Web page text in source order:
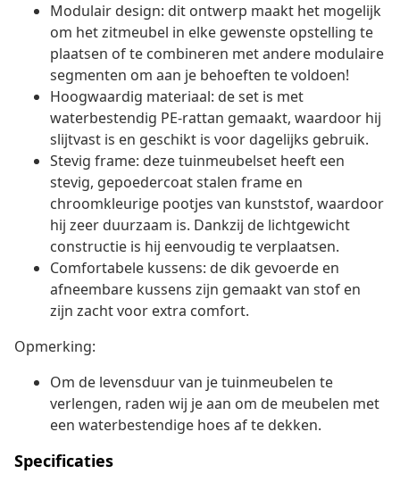
Modulair design: dit ontwerp maakt het mogelijk
om het zitmeubel in elke gewenste opstelling te
plaatsen of te combineren met andere modulaire
segmenten om aan je behoeften te voldoen!
Hoogwaardig materiaal: de set is met
waterbestendig PE-rattan gemaakt, waardoor hij
slijtvast is en geschikt is voor dagelijks gebruik.
Stevig frame: deze tuinmeubelset heeft een
stevig, gepoedercoat stalen frame en
chroomkleurige pootjes van kunststof, waardoor
hij zeer duurzaam is. Dankzij de lichtgewicht
constructie is hij eenvoudig te verplaatsen.
Comfortabele kussens: de dik gevoerde en
afneembare kussens zijn gemaakt van stof en
zijn zacht voor extra comfort.
Opmerking:
Om de levensduur van je tuinmeubelen te
verlengen, raden wij je aan om de meubelen met
een waterbestendige hoes af te dekken.
Specificaties